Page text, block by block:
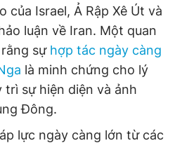
của Israel, Ả Rập Xê Út và
luận về Iran. Một quan
sự hợp tác ngày càng
là minh chứng cho lý
trì sự hiện diện và ảnh
Đông.
lực ngày càng lớn từ các